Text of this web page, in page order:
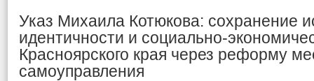
Указ Михаила Котюкова: сохранение
идентичности и социально-
Красноярского края через реформу
самоуправления